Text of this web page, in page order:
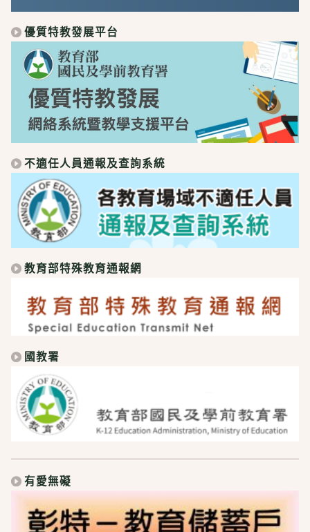
優質特教發展平台
不適任人員通報及查詢系統
教育部特殊教育通報網
國教署
有愛無礙